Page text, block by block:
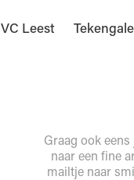
VC Leest
Graag ook
naar een fine
mailtje naar